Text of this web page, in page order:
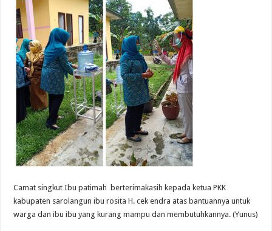
Camat singkut Ibu patimah berterimakasih kepada ketua PKK
kabupaten sarolangun ibu rosita H. cek endra atas bantuannya untuk
warga dan ibu ibu yang kurang mampu dan membutuhkannya. (Yunus)